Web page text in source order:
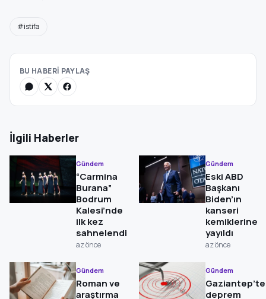
#istifa
BU HABERİ PAYLAŞ
İlgili Haberler
Gündem
“Carmina
Burana”
Bodrum
Kalesi’nde
ilk kez
sahnelendi
az önce
Gündem
Eski ABD
Başkanı
Biden’ın
kanseri
kemiklerine
yayıldı
az önce
Gündem
Roman ve
araştırma
Gündem
Gaziantep’te
deprem